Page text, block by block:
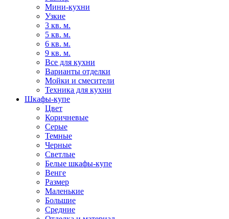
Мини-кухни
Узкие
3 кв. м.
5 кв. м.
6 кв. м.
9 кв. м.
Все для кухни
Варианты отделки
Мойки и смесители
Техника для кухни
Шкафы-купе
Цвет
Коричневые
Серые
Темные
Черные
Светлые
Белые шкафы-купе
Венге
Размер
Маленькие
Большие
Средние